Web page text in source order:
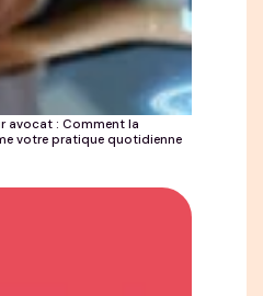
avocat : Comment la
votre pratique quotidienne